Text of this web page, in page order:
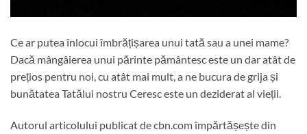
Ce ar putea înlocui îmbrățișarea unui tată sau a unei mame?
Dacă mângâierea unui părinte pământesc este un dar atât de
prețios pentru noi, cu atât mai mult, a ne bucura de grija și
bunătatea Tatălui nostru Ceresc este un deziderat al vieții.
Autorul articolului publicat de cbn.com împărtășește din